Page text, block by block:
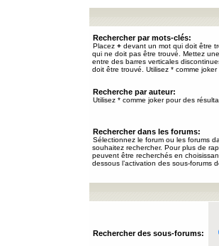
Rechercher par mots-clés:
Placez + devant un mot qui doit être
qui ne doit pas être trouvé. Mettez
entre des barres verticales
doit être trouvé. Utilisez * comme
Recherche par auteur:
Utilisez * comme joker pour des
Rechercher dans les forums:
Sélectionnez le forum ou les forums
souhaitez rechercher. Pour plus de
peuvent être recherchés en
dessous l’activation des sous-forums
Rechercher des sous-forums: